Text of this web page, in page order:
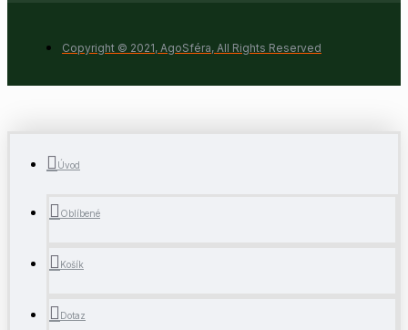
Copyright © 2021, AgoSféra, All Rights Reserved
Úvod
Oblíbené
Košík
Dotaz